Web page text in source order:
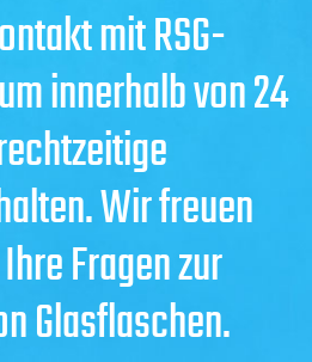
mit RSG-
innerhalb von 24
Wir freuen
Fragen zur
Glasflaschen.